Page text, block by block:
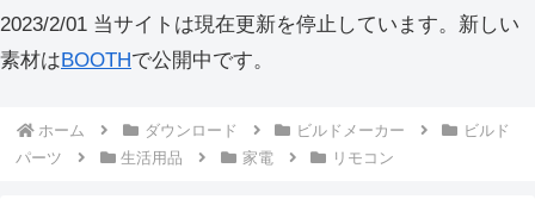
2023/2/01 当サイトは現在更新を停止しています。新しい
素材はBOOTHで公開中です。
ホーム ダウンロード ビルドメーカー
ビルド
パーツ
生活用品 家電 リモコン